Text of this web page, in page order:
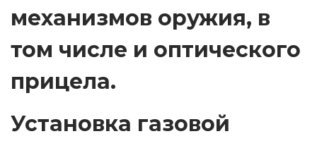
8
2
.
u
механизмов оружия, в
том числе и оптического
прицела.
Установка газовой